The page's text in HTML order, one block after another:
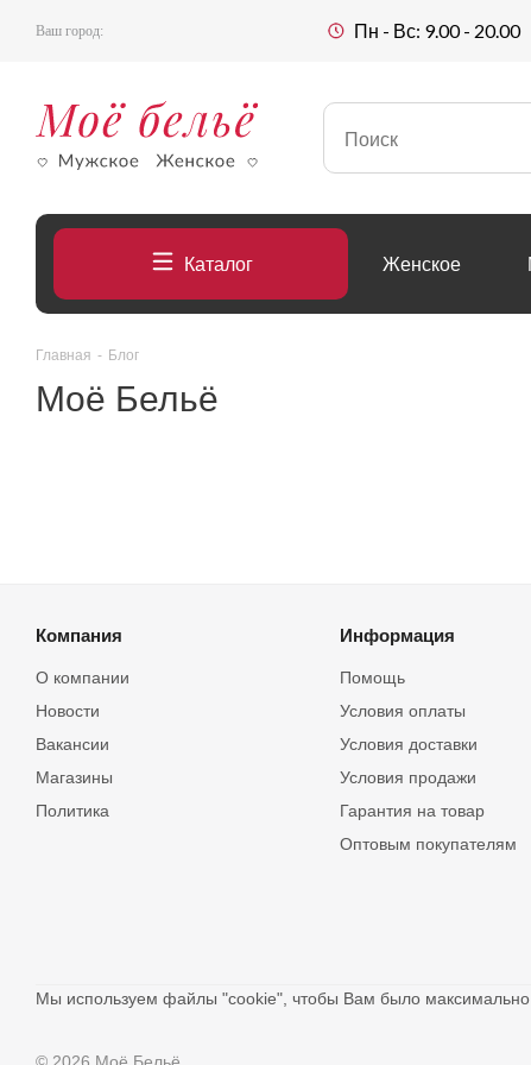
Ваш город: Пн - Вс: 9.00 - 20.00
Каталог Женское
Главная - Блог
Моё Бельё
Компания
О компании
Новости
Вакансии
Магазины
Политика
Информация
Помощь
Условия оплаты
Условия доставки
Условия продажи
Гарантия на товар
Оптовым покупателям
Мы используем файлы "cookie", чтобы Вам было